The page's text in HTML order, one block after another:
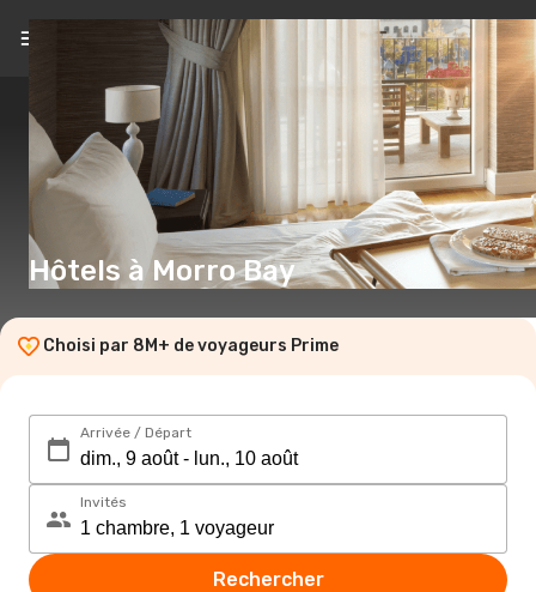
FR(€)
Hôtels à Morro Bay
Choisi par 8M+ de voyageurs Prime
Arrivée / Départ
Invités
Rechercher